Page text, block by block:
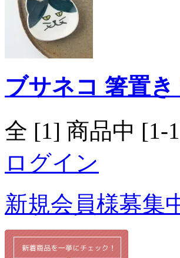
ブサネコ 箸置
全 [1] 商品中 [1-
ログイン
新規会員様募集